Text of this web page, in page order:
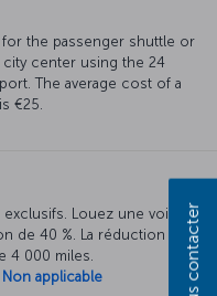
for the passenger shuttle or
center using the 24
The average cost of a
€25.
exclusifs. Louez une voiture
de 40 %. La réduction Avis
4 000 miles.
Non applicable Nous contacter